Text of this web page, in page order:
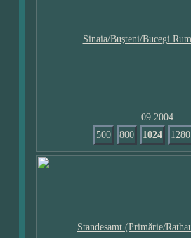
09.2004
500
800 1024 1280